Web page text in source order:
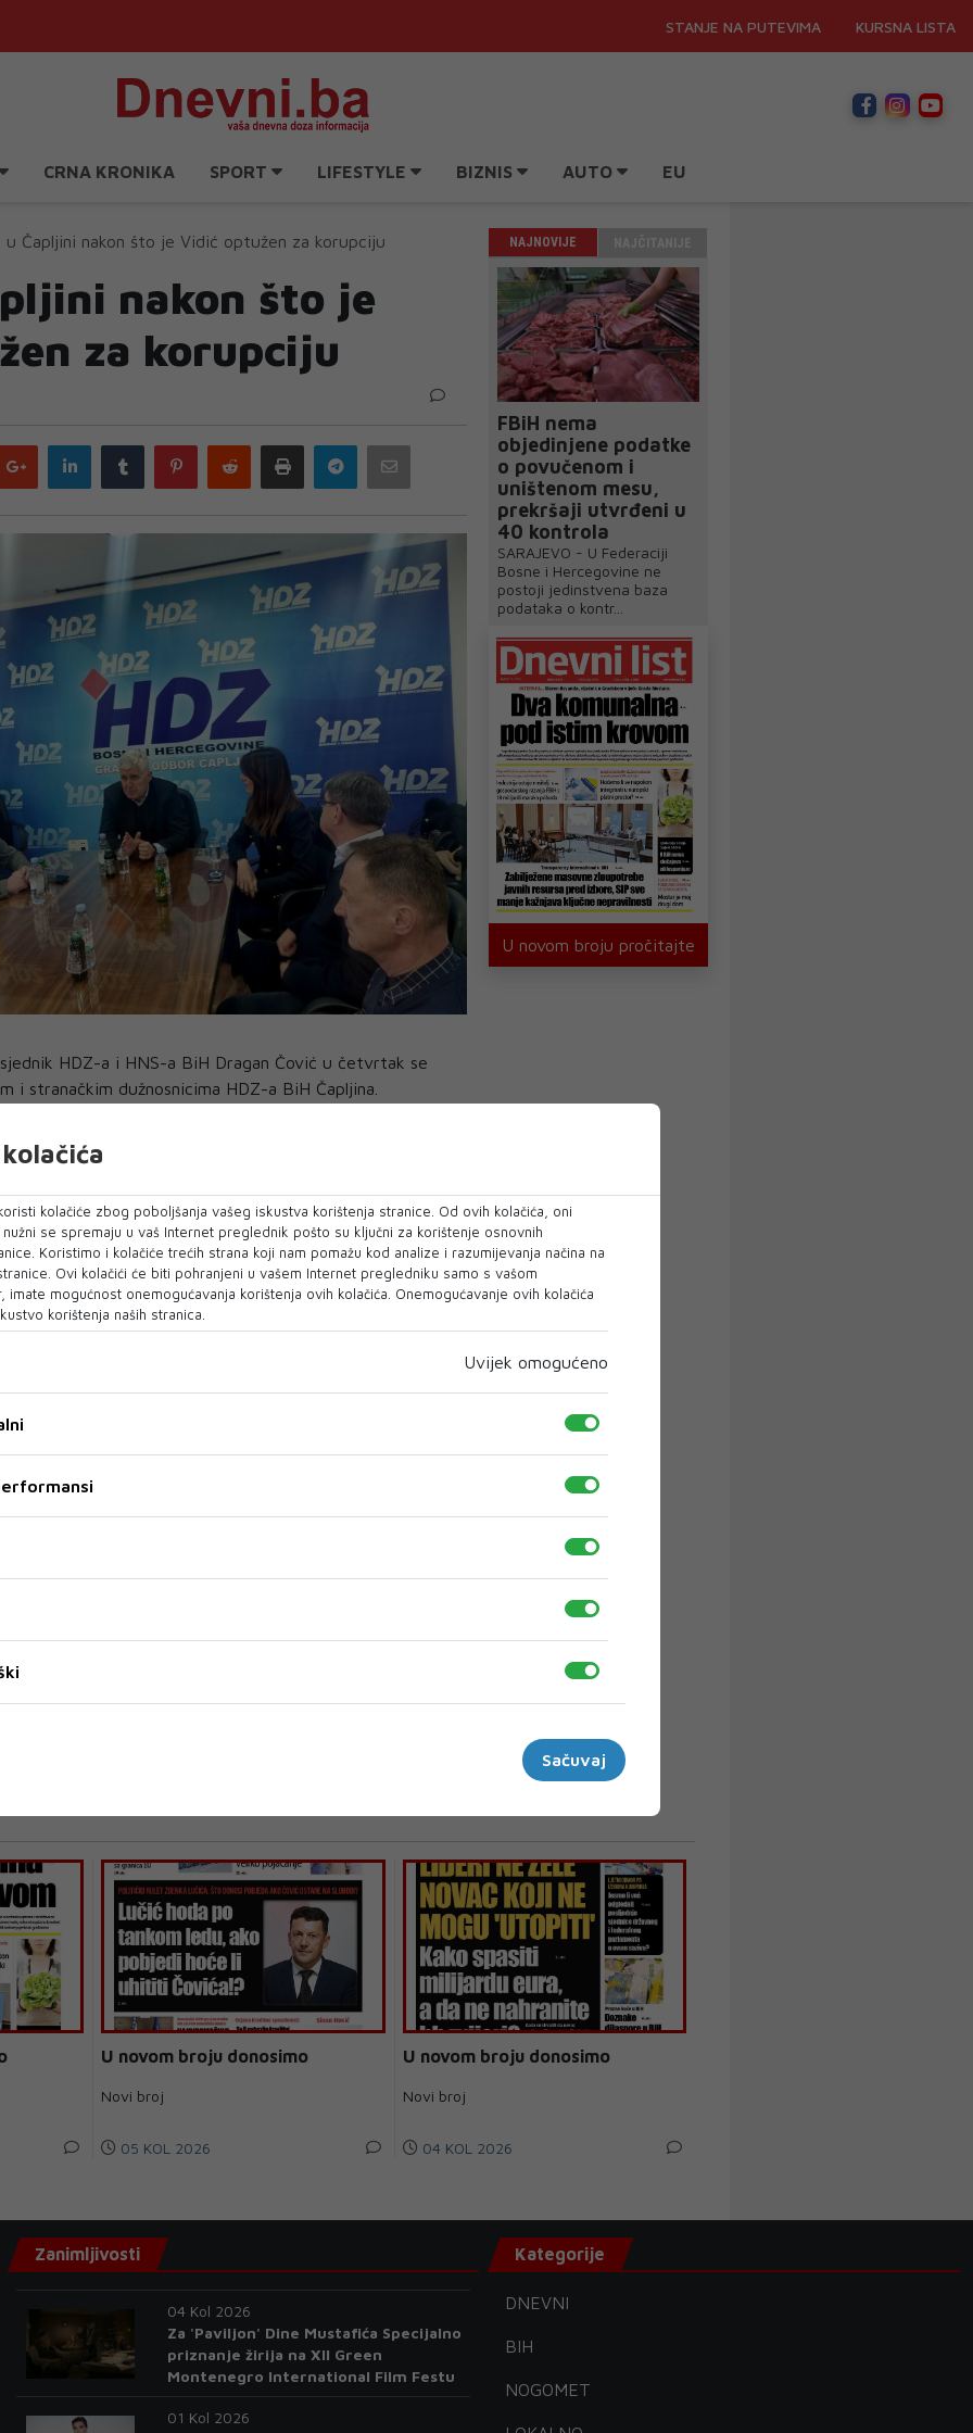
STANJE NA PUTEVIMA KURSNA LISTA
CRNA KRONIKA SPORT LIFESTYLE BIZNIS AUTO EU
u Čapljini nakon što je Vidić optužen za korupciju
nakon što je
za korupciju
Google
plus
LinkedIn Tumblr PinterestReddit Print Telegram
HDZ-a i HNS-a BiH Dragan Čović u četvrtak se
i stranačkim dužnosnicima HDZ-a BiH Čapljina.
Filipović, dopredsjednica HDZ-a BiH i zastupnica u
skupštine BiH, izvijestili su iz HDZ-a BiH.
se o funkcioniranju Gradskog odbora HDZ-a BiH
predsjednika Smiljana Vidića.
unutarstranačkim aktivnostima i funkciji jačanja
čemu je naglašena važnost dobre programske pripreme
je o funkcioniranju institucija i aktualnim političkim
Gradskog odbora HDZ-a BiH Čapljina da u
vodstvo i na vrijeme krenu s pripremama za
zataskavanja-zasto-se-u-stvari-tereti-smiljan-
NAJNOVIJE
FBiH nema
objedinjene podatke
o povučenom i
uništenom mesu,
prekršaji utvrđeni u
40 kontrola
SARAJEVO - U Federaciji
Bosne i Hercegovine ne
postoji jedinstvena baza
podataka o kontr...
U novom broju pročitajte
U novom broju donosimo
Novi broj
05 KOL 2026
U novom broju donosimo
Novi broj
04 KOL 2026
kolačiće zbog poboljšanja vašeg iskustva korištenja stranice. Od ovih kolačića, oni
se spremaju u vaš Internet preglednik pošto su ključni za korištenje osnovnih
Koristimo i kolačiće trećih strana koji nam pomažu kod analize i razumijevanja načina na
Ovi kolačići će biti pohranjeni u vašem Internet pregledniku samo s vašom
imate mogućnost onemogućavanja korištenja ovih kolačića. Onemogućavanje ovih kolačića
korištenja naših stranica.
Uvijek omogućeno
Sačuvaj
Zanimljivosti
04 Kol 2026
Za 'Paviljon' Dine Mustafića Specijalno
priznanje žirija na XII Green
Montenegro International Film Festu
01 Kol 2026
Kategorije
DNEVNI
BIH
NOGOMET